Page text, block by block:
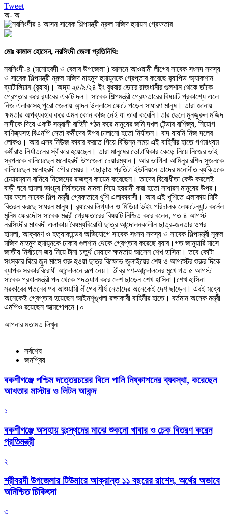
Tweet
অ- অ+
মোঃ কামাল হোসেন, নরসিংদী জেলা প্রতিনিধি:
নরসিংদী-৪ (মনোহরদী ও বেলাব উপজেলা ) আসনে আওয়ামী লীগের সাবেক সংসদ সদস্য
ও সাবেক শিল্পমন্ত্রী নূরুল মজিদ মাহমুদ হুমায়ুনকে গ্রেপ্তার করেছে র‌্যাপিড অ্যাকশান
ব্যাটালিয়ান (র‌্যাব)। অদ্য ২৫/৯/২৪ ইং বুধবার ভোরে রাজধানীর গুলশান থেকে তাঁকে
গ্রেপ্তার করে র‌্যাবের একটি দল। সাবেক শিল্পমন্ত্রী গ্রেফতারের বিষয়টি প্রকাশ্যে এলে
নিজ এলাকাসহ পুরো জেলায় আন্দন উল্লাসে ফেটে পড়েন সাধারণ মানুষ। তারা জানায়
ক্ষমতার অপব্যবহার করে এমন কোন কাজ নেই যা তারা করেনি।তার ছেলে মুনজুরুল মজিদ
সাদীকে দিয়ে একটি সন্ত্রাসী বাহিনী গঠন করে মানুষের জমি দখল টেন্ডার বাণিজ্য, নিয়োগ
বাণিজ্যসহ বিএনপি নেতা কর্মীদের উপর চালানো হতো নির্যাতন। বাদ যায়নি নিজ দলের
লোকও। আর এসব নিউজ কাবার করতে গিয়ে বিভিন্ন সময় এই বাহিনীর হাতে গণমাধ্যম
কর্মীরাও নির্যাতনের স্বীকার হয়েছেন। তারা মানুষের ভোটাধিকার কেড়ে নিয়ে নিজের ভাই
স্বপনকে বানিয়েছেন মনোহরদী উপজেলা চেয়ারম্যান। আর ভাগিনা আমিনুর রশিদ সুজনকে
বানিয়েছেন মনোহরদী পৌর মেয়র। এছাড়াও প্রতিটা ইউনিয়নে তাদের মনোনীত ব্যক্তিকে
চেয়ারম্যান বানিয়ে নিজেদের রাজত্ব কায়েম করেছেন। তাদের বিরোধীতা কেউ করলেই
বাড়ী ঘরে হামলা ভাংচুর নির্যাতনের মামলা দিয়ে হয়রানী করা হতো সাধারন মানুষের উপর।
যার ফলে সাবেক শিল্প মন্ত্রী গ্রেফতারে খুশি এলাকাবাসী। আর এই খুশিতে এলাকায় মিষ্টি
বিতরন করছে সাধরন মানুষ। র‌্যাবের লিগ্যাল ও মিডিয়া উইং পরিচালক লেফটেন্যান্ট কর্নেল
মুনিম ফেরদৌস সাবেক মন্ত্রী গ্রেফতারের বিষয়টি নিশ্চিত করে বলেন, গত ৪ আগস্ট
নরসিংদীর মাধবদী এলাকায় বৈষম্যবিরোধী ছাত্র আন্দোলনকালীন ছাত্র-জনতার ওপর
হামলা, আক্রমণ ও হত্যাকান্ডের অভিযোগে সাবেক সংসদ সদস্য ও সাবেক শিল্পমন্ত্রী নূরুল
মজিদ মাহমুদ হুমায়ূনকে ঢাকার গুলশান থেকে গ্রেপ্তার করেছে র‌্যাব।গত জানুয়ারি মাসে
জাতীয় নির্বাচনে জয় নিয়ে টানা চতুর্থ মেয়াদে ক্ষমতায় আসেন শেখ হাসিনা। তবে কোটা
সংস্কার ঘিরে জুন মাসে শুরু হওয়া ছাত্র বিক্ষোভ জুলাইয়ের শেষ ও আগস্টের শুরুর দিকে
ব্যাপক সরকারবিরোধী আন্দোলনে রূপ নেয়। তীব্র গণ-আন্দোলনের মুখে গত ৫ আগস্ট
সাবেক প্রধানমন্ত্রী পদ থেকে পদত্যাগ করে দেশ ছাড়েন শেখ হাসিনা।শেখ হাসিনা
সরকারের পতনের পর আওয়ামী লীগের শীর্ষ নেতাদের অনেকেই দেশ ছাড়েন। এরই মধ্যে
অনেকেই গ্রেপ্তার হয়েছেন আইনশৃঙ্খলা রক্ষাকারী বাহিনীর হাতে। বর্তমান অনেক মন্ত্রী
এমপিও রয়েছেন আত্মগোপনে।০
আপনার মতামত লিখুন
সর্বশেষ
জনপ্রিয়
বকশীগঞ্জে পশ্চিম দত্তেরচরের বিলে পানি নিষ্কাশনের ব্যবস্থা, করেছেন
আখতার মাস্টার ও লিটন আকন্দ
১
বকশীগঞ্জে অসহায় দুঃস্থদের মাঝে শুকনো খাবার ও চেক বিতরণ করেন
প্রতিমন্ত্রী
২
শ্রীবরদী উপজেলার টিউমারে আক্রান্ত ১১ বছরের রাশেদ, অর্থের অভাবে
অনিশ্চিত চিকিৎসা
৩